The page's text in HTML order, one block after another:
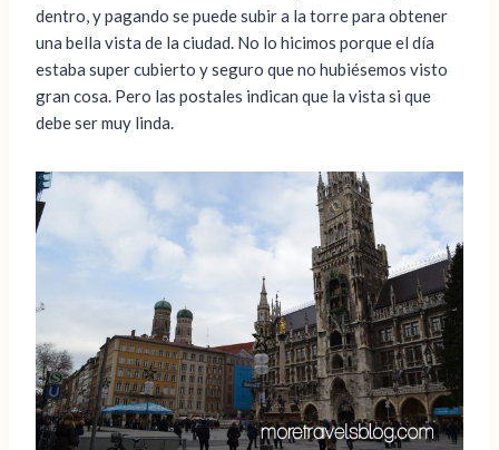
dentro, y pagando se puede subir a la torre para obtener
una bella vista de la ciudad. No lo hicimos porque el día
estaba super cubierto y seguro que no hubiésemos visto
gran cosa. Pero las postales indican que la vista si que
debe ser muy linda.